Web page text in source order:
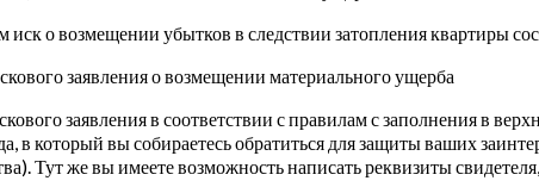
иск о возмещении убытков в следствии затопления квартиры
заявления о возмещении материального ущерба
заявления в соответствии с правилам с заполнения в
в который вы собираетесь обратиться для защиты ваших
Тут же вы имеете возможность написать реквизиты